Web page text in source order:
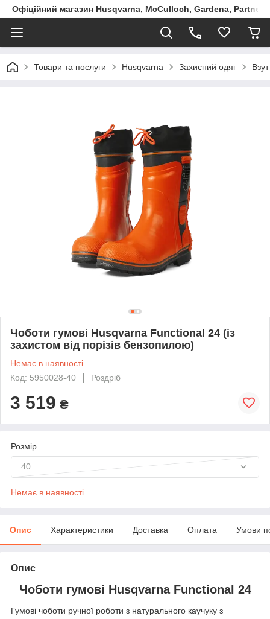
Офіційний магазин Husqvarna, McCulloch, Gardena, Partner
Товари та послуги Husqvarna Захисний одяг
Чоботи гумові Husqvarna Functional 24 (із
захистом від порізів бензопилою)
Немає в наявності
Код: 5950028-40
Роздріб
3 519 ₴
Розмір
40
Немає в наявності
Опис Характеристики Доставка Оплата Умови
Опис
Чоботи гумові Husqvarna Functional 24
Гумові чоботи ручної роботи з натурального каучуку з